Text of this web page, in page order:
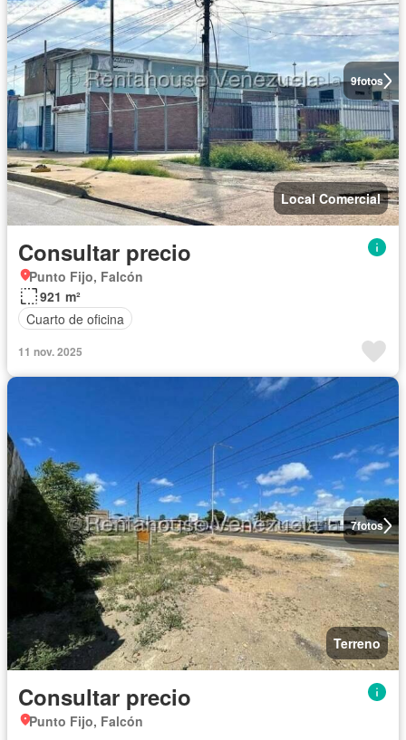
9fotos
Local Comercial
Consultar precio
Punto Fijo, Falcón
921 m²
Cuarto de oficina
11 nov. 2025
7fotos
Terreno
Consultar precio
Punto Fijo, Falcón